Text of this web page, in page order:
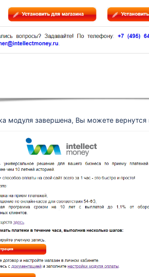
модуля завершена, Вы можете вернутся